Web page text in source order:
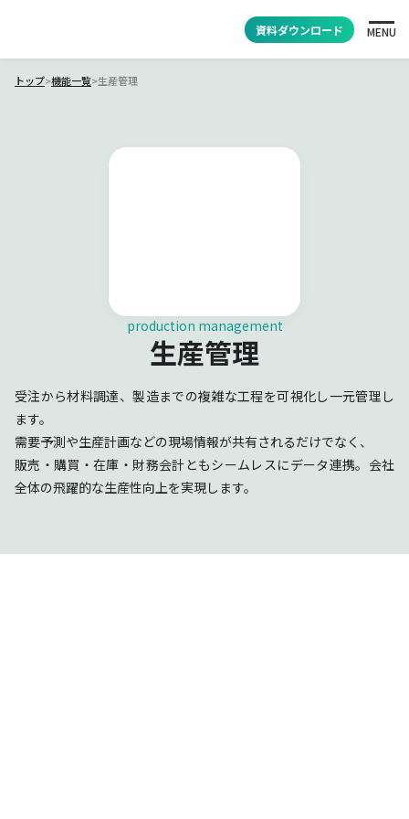
資料ダウンロード MENU
トップ>機能一覧>生産管理
production management
生産管理
受注から材料調達、製造までの複雑な工程を可視化し一元管理し
ます。
需要予測や生産計画などの現場情報が共有されるだけでなく、
販売・購買・在庫・財務会計ともシームレスにデータ連携。会社
全体の飛躍的な生産性向上を実現します。